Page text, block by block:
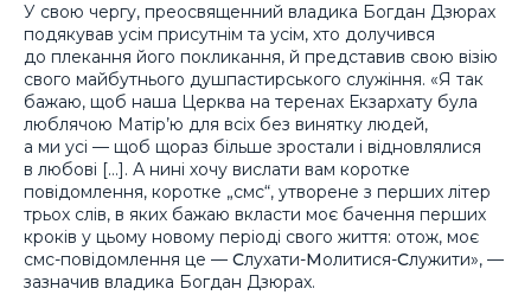
У свою чергу, преосвященний владика Богдан Дзюрах
подякував усім присутнім та усім, хто долучився
до плекання його покликання, й представив свою візію
свого майбутнього душпастирського служіння. «Я так
бажаю, щоб наша Церква на теренах Екзархату була
люблячою Матір’ю для всіх без винятку людей,
а ми усі — щоб щораз більше зростали і відновлялися
в любові […]. А нині хочу вислати вам коротке
повідомлення, коротке „смс“, утворене з перших літер
трьох слів, в яких бажаю вкласти моє бачення перших
кроків у цьому новому періоді свого життя: отож, моє
смс-повідомлення це — Слухати-Молитися-Служити», —
зазначив владика Богдан Дзюрах.